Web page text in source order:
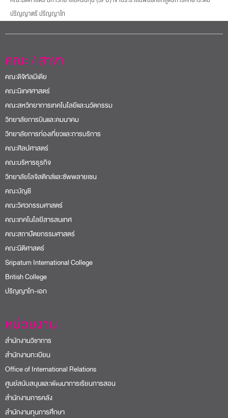
ปริญญาตรี ปริญญาโท
คณะ / สาขา
คณะดิจิทัลมีเดีย
คณะนิเทศศาสตร์
คณะสหวิทยาการเทคโนโลยีและนวัตกรรม
วิทยาลัยการบินและคมนาคม
วิทยาลัยการท่องเที่ยวและการบริการ
คณะศิลปศาสตร์
คณะบริหารธุรกิจ
วิทยาลัยโลจิสติกส์และซัพพลายเชน
คณะบัญชี
คณะวิศวกรรมศาสตร์
คณะเทคโนโลยีสารสนเทศ
คณะสถาปัตยกรรมศาสตร์
คณะนิติศาสตร์
Sripatum International College
British College
ปริญญาโท-เอก
หน่วยงาน
สำนักงานวิชาการ
สำนักงานทะเบียน
Office of International Relations
ศูนย์สนับสนุนและพัฒนาการเรียนการสอน
สำนักงานการคลัง
สำนักงานทุนการศึกษา